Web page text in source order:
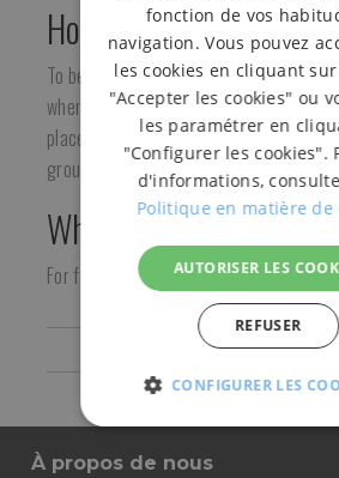
How is it used?
To be used on plants and small trees in
where they have not yet expanded their
placed at the top of the plant pulling
ground.
Who is it for?
For farmers.
Share
À propos de nous
fonction de vos
navigation. Vous pouvez
les cookies en cliquant
"Accepter les cookies" ou
les paramétrer en
"Configurer les cookies".
d'informations,
Politique en matière de
AUTORISER LES
REFUSER
CONFIGURER LES